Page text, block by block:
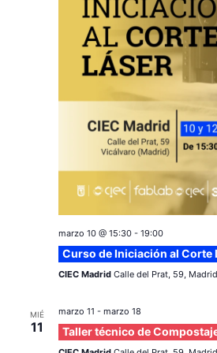
marzo 10 @ 15:30- 19:00
Curso de Iniciación al Corte
CIEC Madrid Calle del Prat, 59,
MIÉ
11
marzo 11 - marzo 18
Taller técnico de